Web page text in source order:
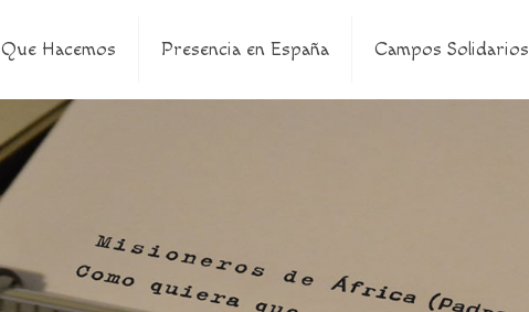
Que Hacemos Presencia en España Campos Solidarios